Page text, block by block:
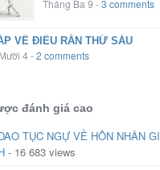
Tháng Ba 9 -3 comments
VỀ ĐIỀU RĂN THỨ SÁU
4-2 comments
đánh giá cao
TỤC NGỰ VỀ HÔN NHÂN
- 16 683 views